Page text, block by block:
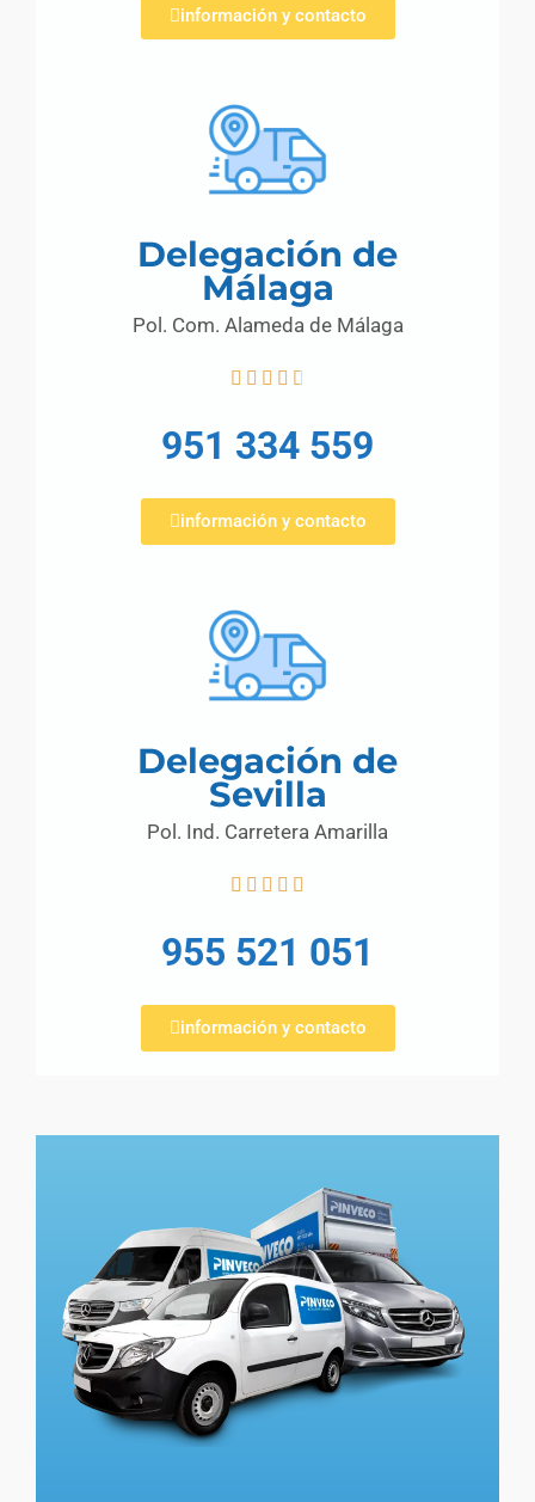
información y contacto
Delegación de
Málaga
Pol. Com. Alameda de Málaga
    
951 334 559
información y contacto
Delegación de
Sevilla
Pol. Ind. Carretera Amarilla
    
955 521 051
información y contacto